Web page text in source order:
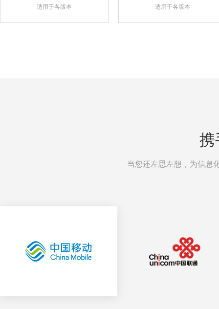
适用于各版本 适用于各版本
携
当您还左思左想，为信息